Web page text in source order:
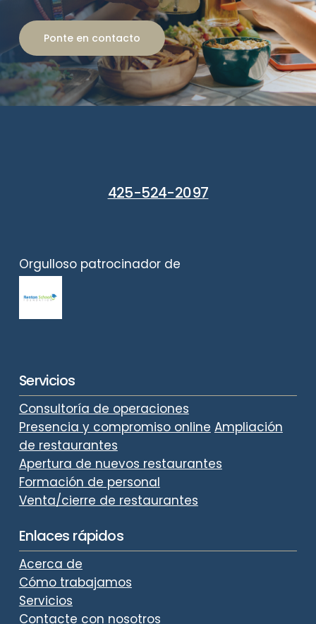
Ponte en contacto
425-524-2097
Orgulloso patrocinador de
Servicios
Consultoría de operaciones
Presencia y compromiso online Ampliación
de restaurantes
Apertura de nuevos restaurantes
Formación de personal
Venta/cierre de restaurantes
Enlaces rápidos
Acerca de
Cómo trabajamos
Servicios
Contacte con nosotros